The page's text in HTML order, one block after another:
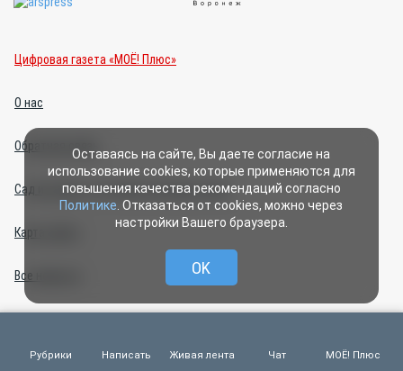
Цифровая газета «МОЁ! Плюс»
О нас
Обратная связь
Сад и огород: что делать летом на даче
Карта сайта
Все новости
Правила общения
Рубрики Написать Живая лента Чат МОЁ! Плюс
Оставаясь на сайте, Вы даете согласие на
использование cookies, которые применяются для
повышения качества рекомендаций согласно
Политике . Отказаться от cookies, можно через
настройки Вашего браузера.
OK